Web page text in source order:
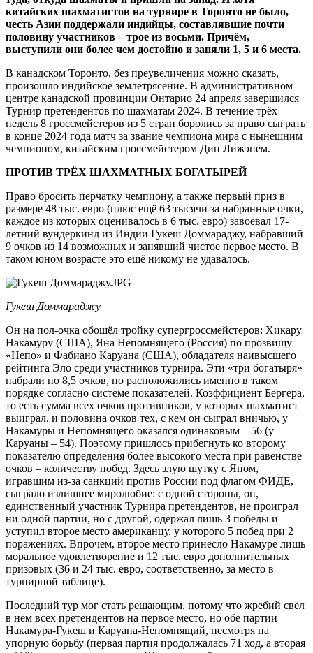
китайских шахматистов на турнире в Торонто не было,
честь Азии поддержали индийцы, составлявшие почти
половину участников – трое из восьми. Причём,
выступили они более чем достойно и заняли 1, 5 и 6 места.
В канадском Торонто, без преувеличения можно сказать,
произошло индийское землетрясение. В административном
центре канадской провинции Онтарио 24 апреля завершился
Турнир претендентов по шахматам 2024. В течение трёх
недель 8 гроссмейстеров из 5 стран боролись за право сыграть
в конце 2024 года матч за звание чемпиона мира с нынешним
чемпионом, китайским гроссмейстером Дин Лижэнем.
ПРОТИВ ТРЁХ ШАХМАТНЫХ БОГАТЫРЕЙ
Право бросить перчатку чемпиону, а также первый приз в
размере 48 тыс. евро (плюс ещё 63 тысячи за набранные очки,
каждое из которых оценивалось в 6 тыс. евро) завоевал 17-
летний вундеркинд из Индии Гукеш Доммараджу, набравший
9 очков из 14 возможных и занявший чистое первое место. В
таком юном возрасте это ещё никому не удавалось.
Гукеш Доммараджу
Он на пол-очка обошёл тройку супергроссмейстеров: Хикару
Накамуру (США), Яна Непомнящего (Россия) по прозвищу
«Непо» и Фабиано Каруана (США), обладателя наивысшего
рейтинга Эло среди участников турнира. Эти «три богатыря»
набрали по 8,5 очков, но расположились именно в таком
порядке согласно системе показателей. Коэффициент Бергера,
то есть сумма всех очков противников, у которых шахматист
выиграл, и половина очков тех, с кем он сыграл вничью, у
Накамуры и Непомнящего оказался одинаковым – 56 (у
Каруаны – 54). Поэтому пришлось прибегнуть ко второму
показателю определения более высокого места при равенстве
очков – количеству побед. Здесь злую шутку с Яном,
игравшим из-за санкций против России под флагом ФИДЕ,
сыграло излишнее миролюбие: с одной стороны, он,
единственный участник Турнира претендентов, не проиграл
ни одной партии, но с другой, одержал лишь 3 победы и
уступил второе место американцу, у которого 5 побед при 2
поражениях. Впрочем, второе место принесло Накамуре лишь
моральное удовлетворение и 12 тыс. евро дополнительных
призовых (36 и 24 тыс. евро, соответственно, за место в
турнирной таблице).
Последний тур мог стать решающим, потому что жребий свёл
в нём всех претендентов на первое место, но обе партии –
Накамура-Гукеш и Каруана-Непомнящий, несмотря на
упорную борьбу (первая партия продолжалась 71 ход, а вторая